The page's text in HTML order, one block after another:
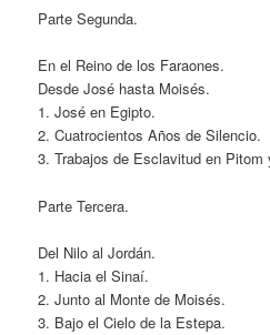
Parte Segunda.
En el Reino de los Faraones.
Desde José hasta Moisés.
1. José en Egipto.
2. Cuatrocientos Años de Silencio.
3. Trabajos de Esclavitud en Pitom
Parte Tercera.
Del Nilo al Jordán.
1. Hacia el Sinaí.
2. Junto al Monte de Moisés.
3. Bajo el Cielo de la Estepa.